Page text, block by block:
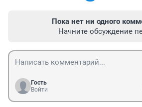
Пока нет ни одного
Начните обсуждение
Гость
Войти